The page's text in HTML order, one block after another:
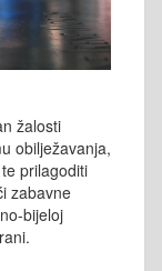
žalosti
obilježavanja,
prilagoditi
zabavne
bijeloj